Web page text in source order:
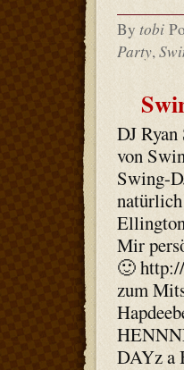
By tobi
Party,
DJ
von
Swing-
Mir
🙂
zum
DAYz a